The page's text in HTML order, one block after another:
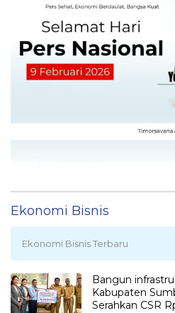
Ekonomi Bisnis
Ekonomi Bisnis Terbaru
Bangun
Kabupaten
Serahkan CSR